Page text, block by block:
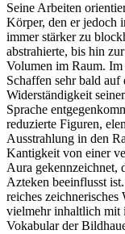
Seine Arbeiten
Körper, den er jedoch
immer stärker zu
abstrahierte, bis hin
Volumen im Raum. Im
Schaffen sehr bald auf
Widerständigkeit
Sprache
reduzierte Figuren,
Ausstrahlung in den
Kantigkeit von einer
Aura gekennzeichnet,
Azteken beeinflusst
reiches
vielmehr inhaltlich mit
Vokabular der